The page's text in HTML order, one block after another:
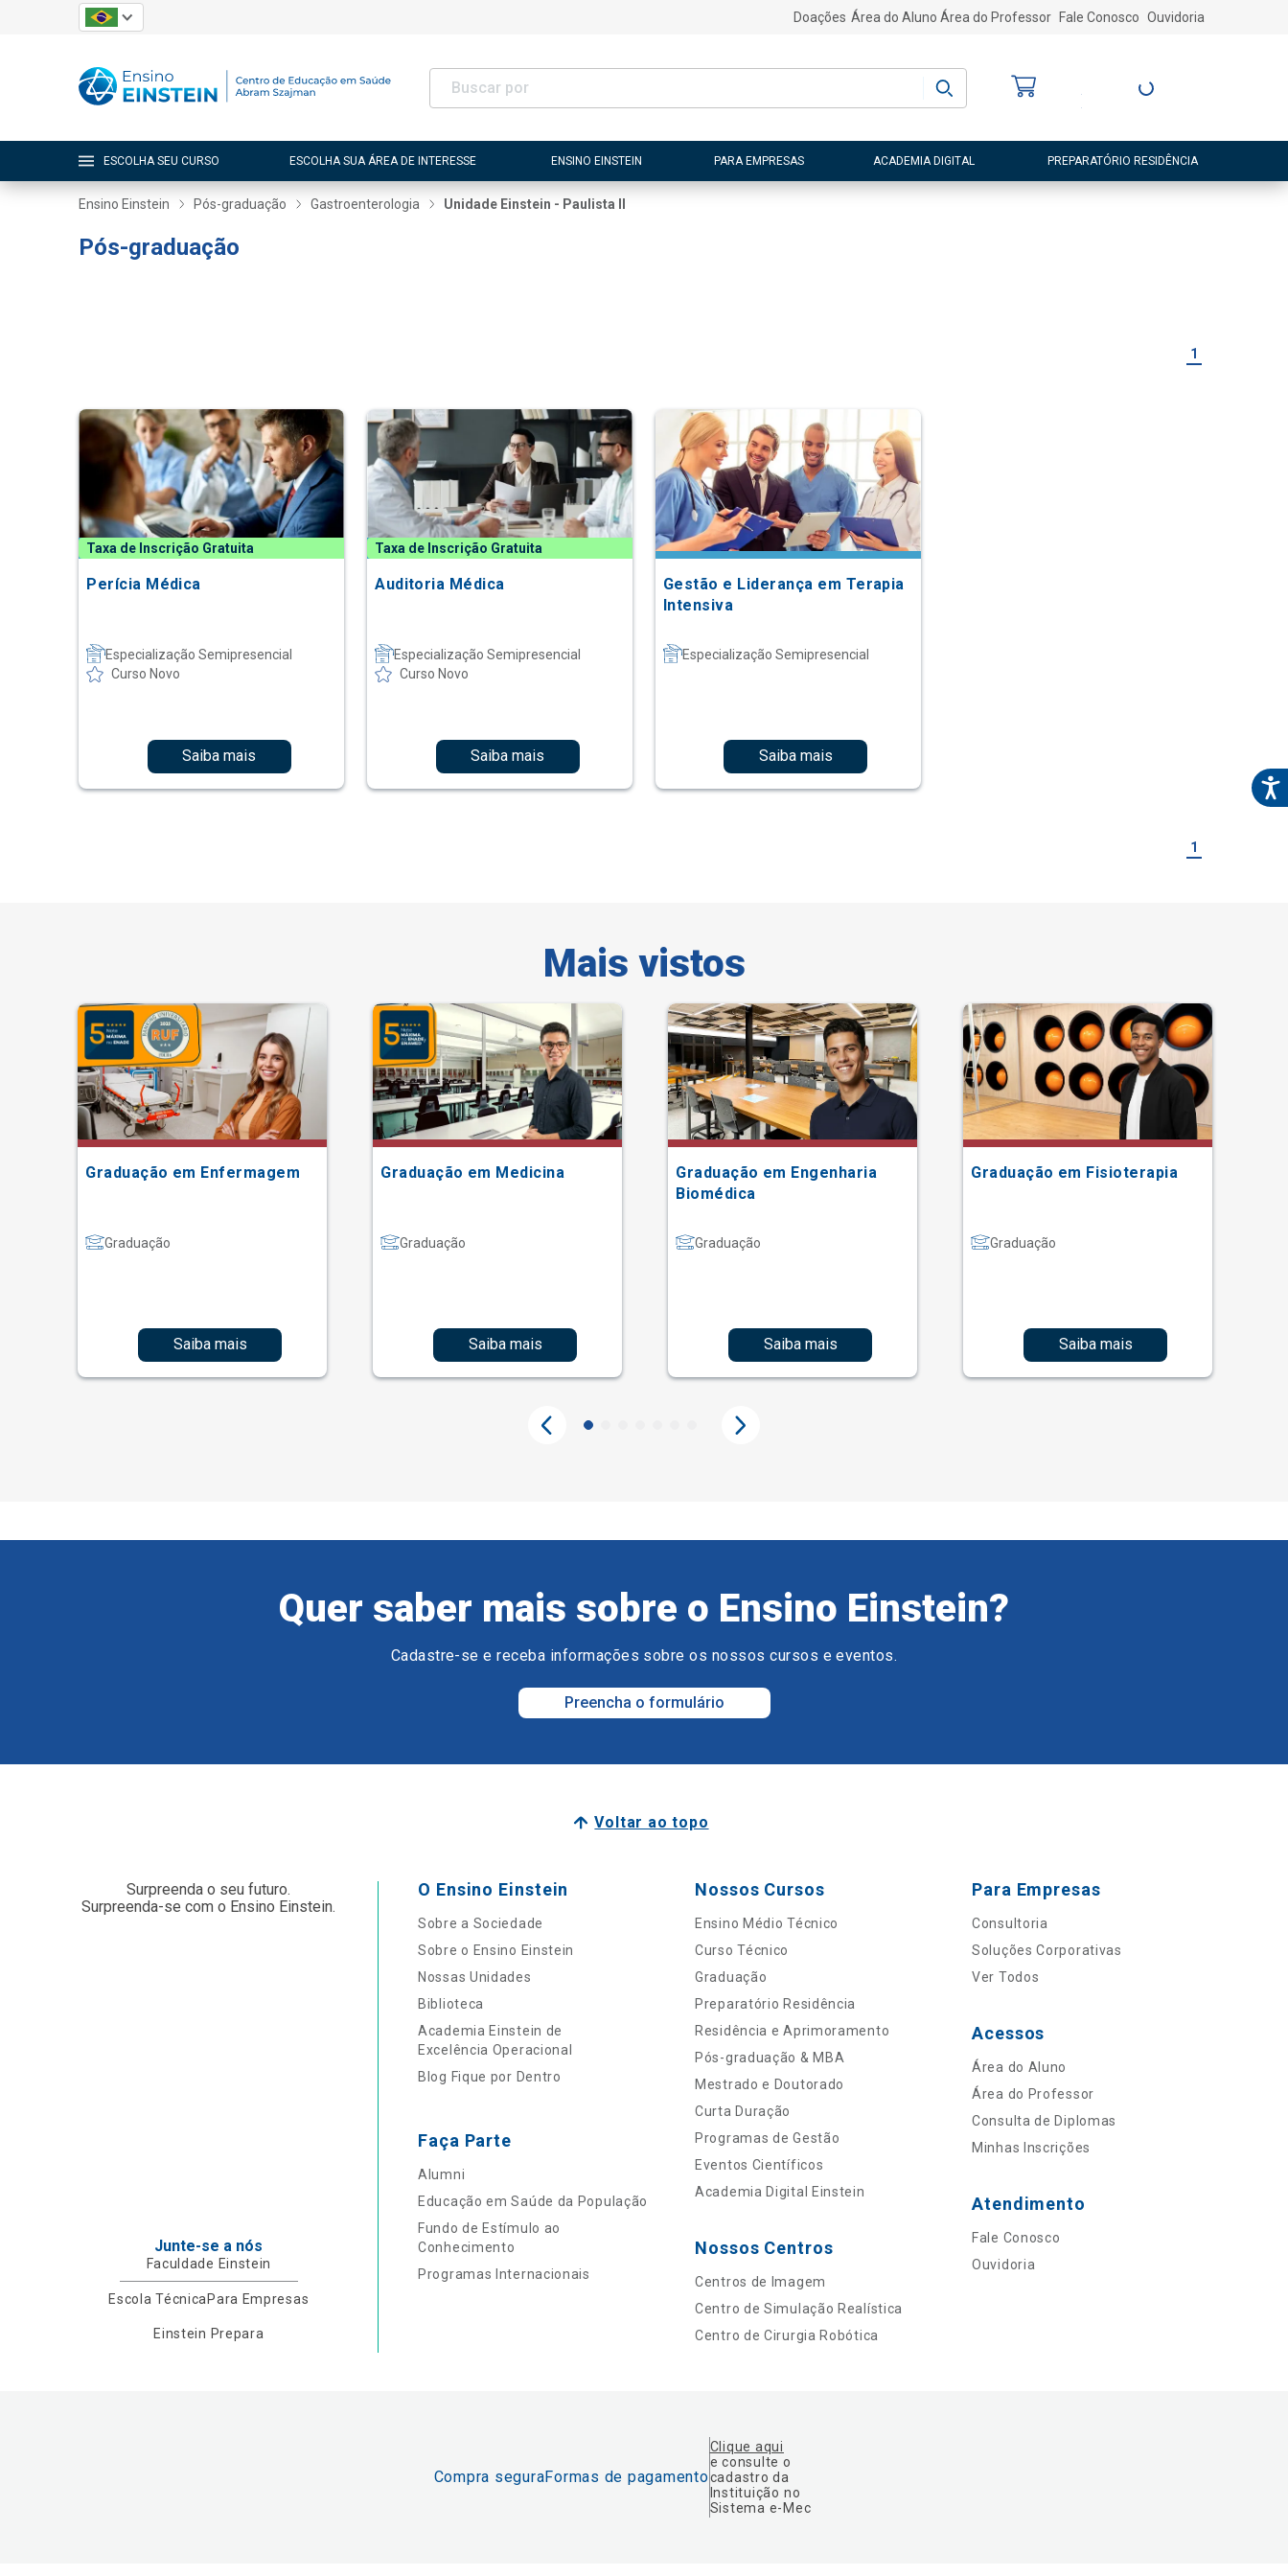
Doações Área do Aluno Área do Professor Fale Conosco Ouvidoria
Entre ou Cadastre-
ESCOLHA SEU CURSO ESCOLHA SUA ÁREA DE INTERESSE ENSINO EINSTEIN PARA EMPRESAS ACADEMIA DIGITAL PREPARATÓRIO RESIDÊNCIA
Ensino Einstein Pós-graduação Gastroenterologia Unidade Einstein - Paulista II
Pós-graduação
1
Taxa de Inscrição Gratuita
Perícia Médica
Especialização Semipresencial
Curso Novo
Saiba mais
Taxa de Inscrição Gratuita
Auditoria Médica
Especialização Semipresencial
Curso Novo
Saiba mais
Gestão e Liderança em Terapia
Intensiva
Especialização Semipresencial
Saiba mais
1
Mais vistos
Graduação em Enfermagem
Graduação
Saiba mais
Graduação em Medicina
Graduação
Saiba mais
Graduação em Engenharia
Biomédica
Graduação
Saiba mais
Graduação em Fisioterapia
Graduação
Saiba mais
Quer saber mais sobre o Ensino Einstein?
Cadastre-se e receba informações sobre os nossos cursos e eventos.
Preencha o formulário
Voltar ao topo
Surpreenda o seu futuro.
Surpreenda-se com o Ensino Einstein.
Junte-se a nós
Faculdade Einstein
Escola Técnica Para Empresas
Einstein Prepara
O Ensino Einstein
Sobre a Sociedade
Sobre o Ensino Einstein
Nossas Unidades
Biblioteca
Academia Einstein de
Excelência Operacional
Blog Fique por Dentro
Faça Parte
Alumni
Educação em Saúde da População
Fundo de Estímulo ao
Conhecimento
Programas Internacionais
Nossos Cursos
Ensino Médio Técnico
Curso Técnico
Graduação
Preparatório Residência
Residência e Aprimoramento
Pós-graduação & MBA
Mestrado e Doutorado
Curta Duração
Programas de Gestão
Eventos Científicos
Academia Digital Einstein
Nossos Centros
Centros de Imagem
Centro de Simulação Realística
Centro de Cirurgia Robótica
Para Empresas
Consultoria
Soluções Corporativas
Ver Todos
Acessos
Área do Aluno
Área do Professor
Consulta de Diplomas
Minhas Inscrições
Atendimento
Fale Conosco
Ouvidoria
Compra seguraFormas de pagamento
Clique aqui
e consulte o
cadastro da
Instituição no
Sistema e-Mec